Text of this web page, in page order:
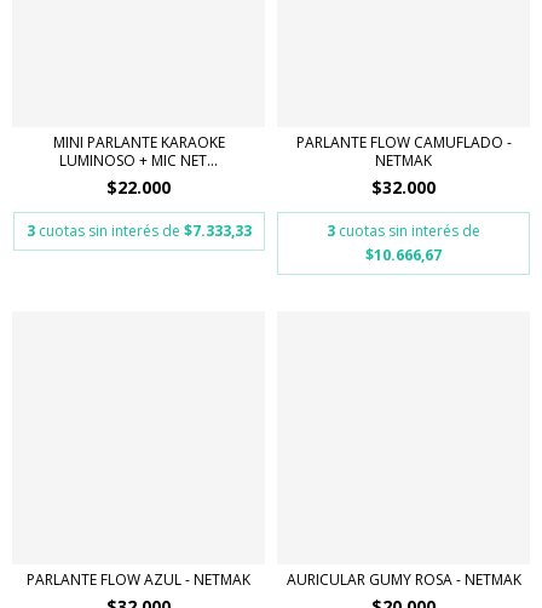
MINI PARLANTE KARAOKE
LUMINOSO + MIC NET...
$22.000
3 cuotas sin interés de $7.333,33
PARLANTE FLOW CAMUFLADO -
NETMAK
$32.000
3 cuotas sin interés de
$10.666,67
PARLANTE FLOW AZUL - NETMAK AURICULAR GUMY ROSA - NETMAK